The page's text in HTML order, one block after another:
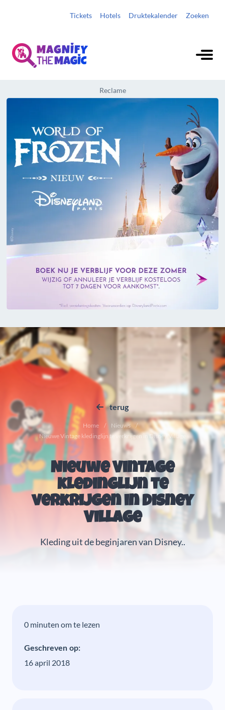
Tickets Hotels Druktekalender Zoeken
Reclame
terug
Home
Nieuws
Nieuwe Vintage kledinglijn te verkrijgen in Disney Village
Nieuwe Vintage
kledinglijn te
verkrijgen in Disney
Village
Kleding uit de beginjaren van Disney..
0 minuten om te lezen
Geschreven op:
16 april 2018